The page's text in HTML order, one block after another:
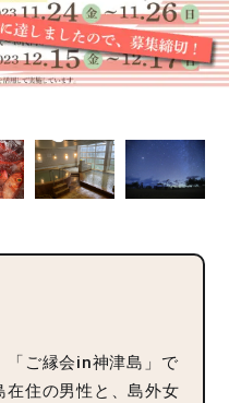
「ご縁会in神津島」で
在住の男性と、島外女